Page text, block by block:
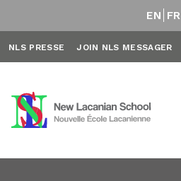
EN FR
NLS PRESSE JOIN NLS MESSAGER